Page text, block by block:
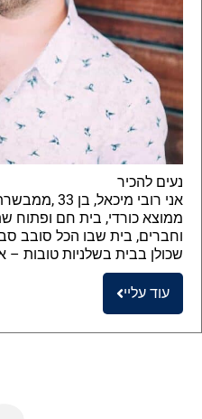
נעים להכיר
אני רובי
ממוצא כורדי, בית חם
וחברים, בית שבו הכל סובב
שכולן בבית בשלניות טובות –
עוד עליי